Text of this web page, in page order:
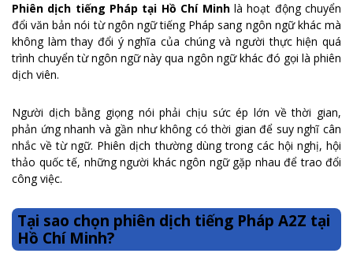
Phiên dịch tiếng Pháp tại Hồ Chí Minhlà hoạt động chuyển
đổi văn bản nói từ ngôn ngữ tiếng Pháp sang ngôn ngữ khác mà
không làm thay đổi ý nghĩa của chúng và người thực hiện quá
trình chuyển từ ngôn ngữ này qua ngôn ngữ khác đó gọi là phiên
dịch viên.
Người dịch bằng giọng nói phải chịu sức ép lớn về thời gian,
phản ứng nhanh và gần như không có thời gian để suy nghĩ cân
nhắc về từ ngữ. Phiên dịch thường dùng trong các hội nghị, hội
thảo quốc tế, những người khác ngôn ngữ gặp nhau để trao đổi
công việc.
Tại sao chọn phiên dịch tiếng Pháp A2Z tại
Hồ Chí Minh?